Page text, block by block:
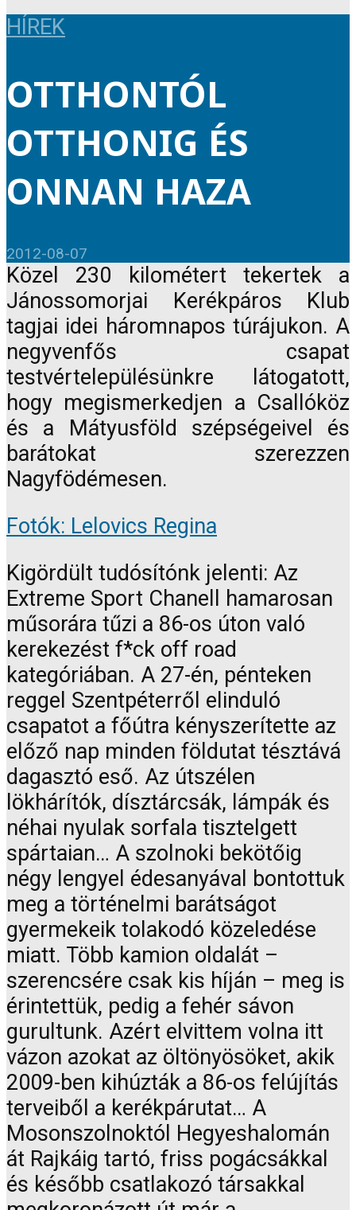
HÍREK
OTTHONTÓL
OTTHONIG ÉS
ONNAN HAZA
2012-08-07
Közel 230 kilométert tekertek a
Jánossomorjai Kerékpáros Klub
tagjai idei háromnapos túrájukon. A
negyvenfős csapat
testvértelepülésünkre látogatott,
hogy megismerkedjen a Csallóköz
és a Mátyusföld szépségeivel és
barátokat szerezzen
Nagyfödémesen.
Fotók: Lelovics Regina
Kigördült tudósítónk jelenti: Az
Extreme Sport Chanell hamarosan
műsorára tűzi a 86-os úton való
kerekezést f*ck off road
kategóriában. A 27-én, pénteken
reggel Szentpéterről elinduló
csapatot a főútra kényszerítette az
előző nap minden földutat tésztává
dagasztó eső. Az útszélen
lökhárítók, dísztárcsák, lámpák és
néhai nyulak sorfala tisztelgett
spártaian… A szolnoki bekötőig
négy lengyel édesanyával bontottuk
meg a történelmi barátságot
gyermekeik tolakodó közeledése
miatt. Több kamion oldalát –
szerencsére csak kis híján – meg is
érintettük, pedig a fehér sávon
gurultunk. Azért elvittem volna itt
vázon azokat az öltönyösöket, akik
2009-ben kihúzták a 86-os felújítás
terveiből a kerékpárutat… A
Mosonszolnoktól Hegyeshalomán
át Rajkáig tartó, friss pogácsákkal
és később csatlakozó társakkal